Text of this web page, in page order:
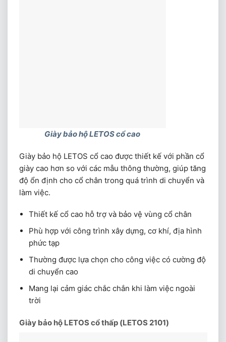
Giày bảo hộ LETOS cổ cao
Giày bảo hộ LETOS cổ cao được thiết kế với phần cổ
giày cao hơn so với các mẫu thông thường, giúp tăng
độ ổn định cho cổ chân trong quá trình di chuyển và
làm việc.
Thiết kế cổ cao hỗ trợ và bảo vệ vùng cổ chân
Phù hợp với công trình xây dựng, cơ khí, địa hình
phức tạp
Thường được lựa chọn cho công việc có cường độ
di chuyển cao
Mang lại cảm giác chắc chắn khi làm việc ngoài
trời
Giày bảo hộ LETOS cổ thấp (LETOS 2101)